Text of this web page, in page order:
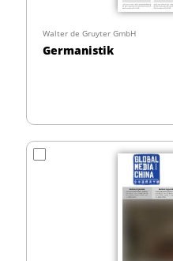
Walter de Gruyter GmbH
Germanistik